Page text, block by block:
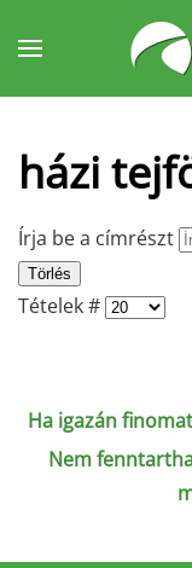
Fő tartalom
házi
Írja be a címrészt
Törlés
Tételek #
Ha igazán
Nem